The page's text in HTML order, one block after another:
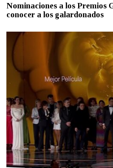
Nominaciones a los Premios
conocer a los galardonados